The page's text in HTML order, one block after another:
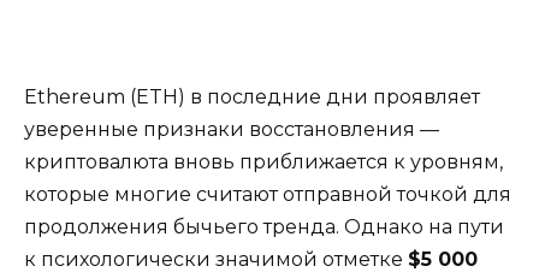
Ethereum (ETH) в последние дни проявляет
уверенные признаки восстановления —
криптовалюта вновь приближается к уровням,
которые многие считают отправной точкой для
продолжения бычьего тренда. Однако на пути
к психологически значимой отметке $5 000